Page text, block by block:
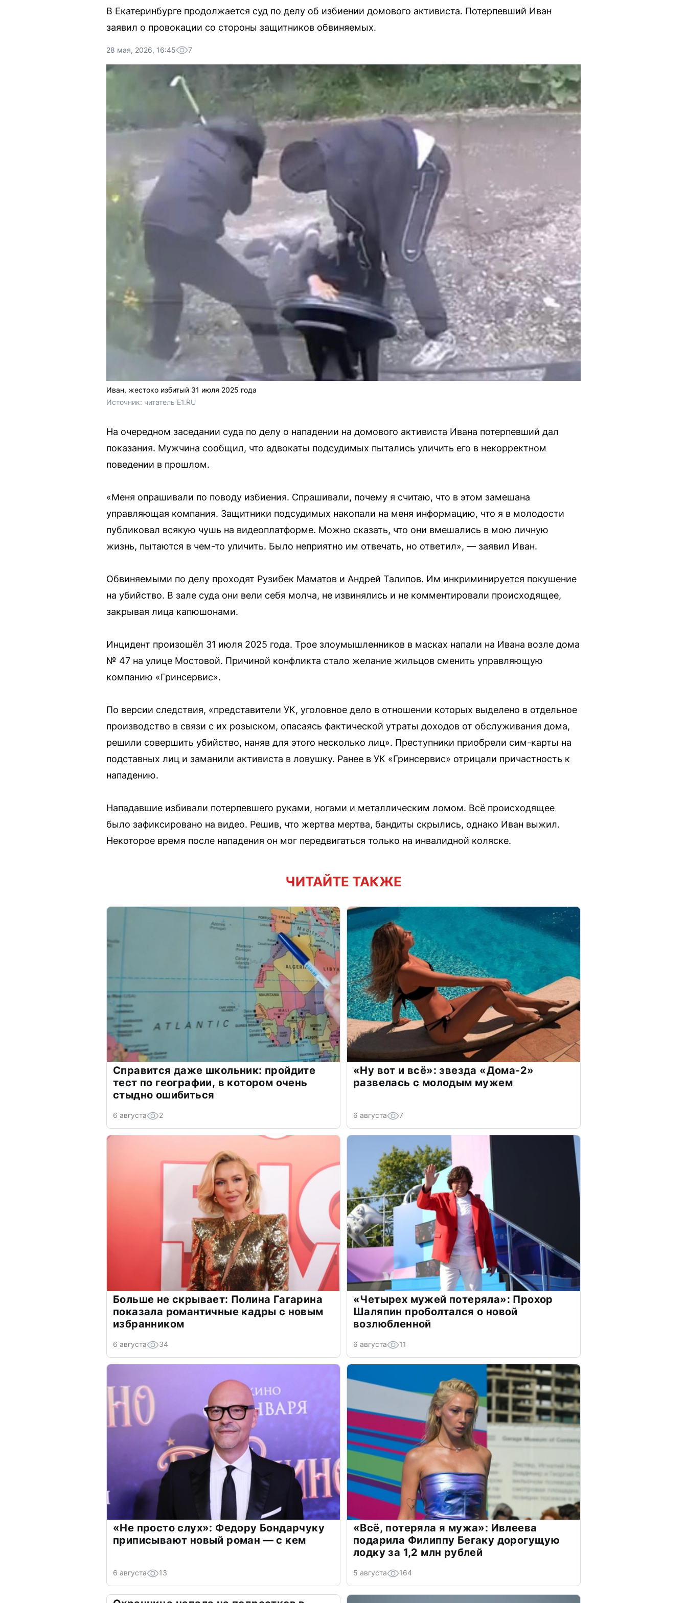
В Екатеринбурге продолжается суд по делу об избиении домового активиста. Потерпевший Иван
заявил о провокации со стороны защитников обвиняемых.
28 мая, 2026, 16:45 7
Иван, жестоко избитый 31 июля 2025 года
Источник: читатель E1.RU
На очередном заседании суда по делу о нападении на домового активиста Ивана потерпевший дал
показания. Мужчина сообщил, что адвокаты подсудимых пытались уличить его в некорректном
поведении в прошлом.
«Меня опрашивали по поводу избиения. Спрашивали, почему я считаю, что в этом замешана
управляющая компания. Защитники подсудимых накопали на меня информацию, что я в молодости
публиковал всякую чушь на видеоплатформе. Можно сказать, что они вмешались в мою личную
жизнь, пытаются в чем-то уличить. Было неприятно им отвечать, но ответил», — заявил Иван.
Обвиняемыми по делу проходят Рузибек Маматов и Андрей Талипов. Им инкриминируется покушение
на убийство. В зале суда они вели себя молча, не извинялись и не комментировали происходящее,
закрывая лица капюшонами.
Инцидент произошёл 31 июля 2025 года. Трое злоумышленников в масках напали на Ивана возле дома
№ 47 на улице Мостовой. Причиной конфликта стало желание жильцов сменить управляющую
компанию «Гринсервис».
По версии следствия, «представители УК, уголовное дело в отношении которых выделено в отдельное
производство в связи с их розыском, опасаясь фактической утраты доходов от обслуживания дома,
решили совершить убийство, наняв для этого несколько лиц». Преступники приобрели сим-карты на
подставных лиц и заманили активиста в ловушку. Ранее в УК «Гринсервис» отрицали причастность к
нападению.
Нападавшие избивали потерпевшего руками, ногами и металлическим ломом. Всё происходящее
было зафиксировано на видео. Решив, что жертва мертва, бандиты скрылись, однако Иван выжил.
Некоторое время после нападения он мог передвигаться только на инвалидной коляске.
ЧИТАЙТЕ ТАКЖЕ
Справится даже школьник: пройдите
тест по географии, в котором очень
стыдно ошибиться
6 августа 2
«Ну вот и всё»: звезда «Дома-2»
развелась с молодым мужем
6 августа 7
Больше не скрывает: Полина Гагарина
показала романтичные кадры с новым
избранником
6 августа 34
«Четырех мужей потеряла»: Прохор
Шаляпин проболтался о новой
возлюбленной
6 августа 11
«Не просто слух»: Федору Бондарчуку
приписывают новый роман — с кем
6 августа 13
«Всё, потеряла я мужа»: Ивлеева
подарила Филиппу Бегаку дорогущую
лодку за 1,2 млн рублей
5 августа 164